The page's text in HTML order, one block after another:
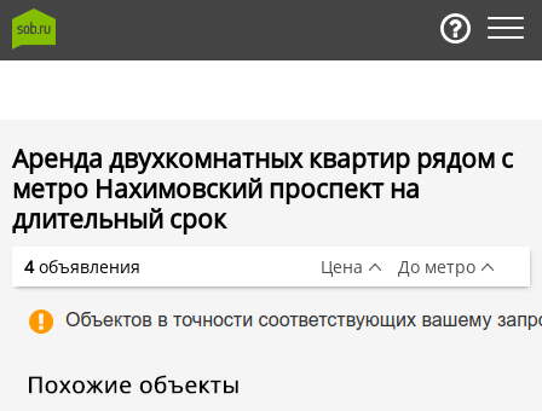
Аренда двухкомнатных квартир рядом с
метро Нахимовский проспект на
длительный срок
4объявления Цена До метро